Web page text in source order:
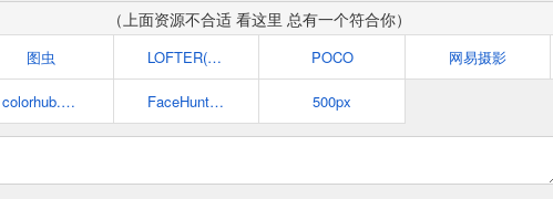
（上面资源不合适 看这里 总有一个符合你）
图虫 LOFTER(乐乎) POCO 网易摄影
colorhub.me FaceHunter|城市街头时尚摄影博客 500px